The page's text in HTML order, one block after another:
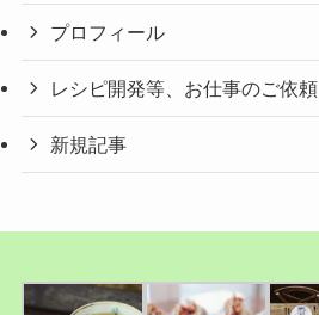
プロフィール
レシピ開発等、お仕事のご依頼
新規記事